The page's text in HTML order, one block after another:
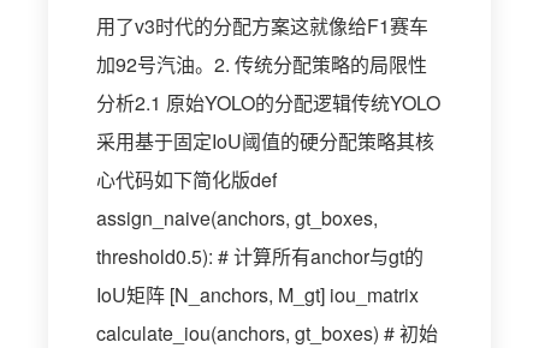
用了v3时代的分配方案这就像给F1赛车
加92号汽油。2. 传统分配策略的局限性
分析2.1 原始YOLO的分配逻辑传统YOLO
采用基于固定IoU阈值的硬分配策略其核
心代码如下简化版def
assign_naive(anchors, gt_boxes,
threshold0.5): # 计算所有anchor与gt的
IoU矩阵 [N_anchors, M_gt] iou_matrix
calculate_iou(anchors, gt_boxes) # 初始